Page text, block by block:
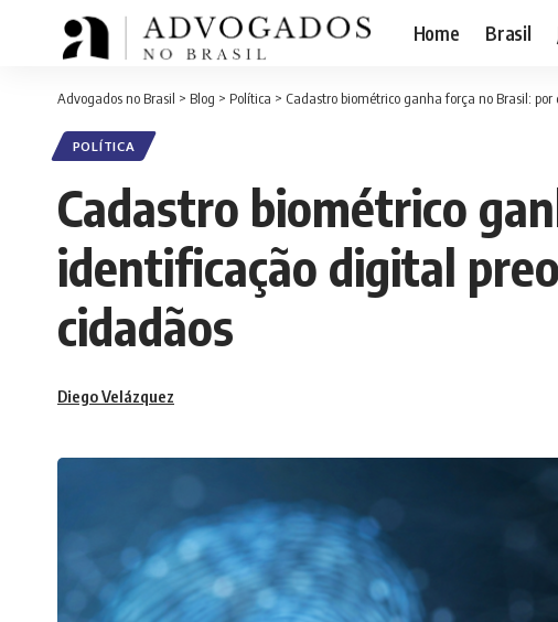
Home Brasil
Advogados no Brasil > Blog > Política > Cadastro biométrico ganha força no Brasil:
POLÍTICA
Cadastro biométrico
identificação digital
cidadãos
Diego Velázquez